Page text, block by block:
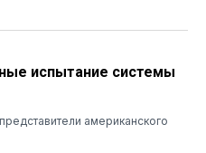
испытание системы
американского